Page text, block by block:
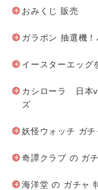
おみくじ 販売
ガラポン 抽選機
イースターエッグ
カシローラ 日本
ズ
妖怪ウォッチ ガチ
奇譚クラブ の ガ
海洋堂 の ガチャ